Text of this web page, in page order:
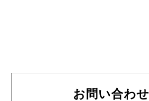
お問い合わせ